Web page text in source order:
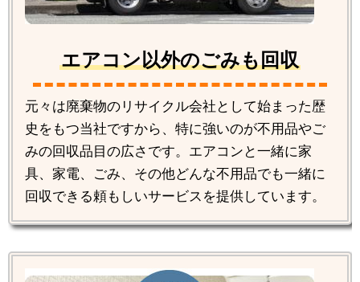
エアコン以外のごみも回収
元々は廃棄物のリサイクル会社として始まった歴
史をもつ当社ですから、特に強いのが不用品やご
みの回収品目の広さです。エアコンと一緒に家
具、家電、ごみ、その他どんな不用品でも一緒に
回収できる頼もしいサービスを提供しています。